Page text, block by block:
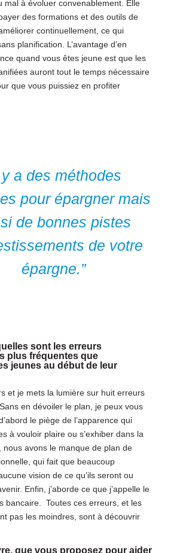
mal à évoluer convenablement. Elle
des formations et des outils de
continuellement, ce qui
planification. L’avantage d’en
quand vous êtes jeune est que les
auront tout le temps nécessaire
que vous puissiez en profiter
y a des méthodes
pour épargner mais
de bonnes pistes
de votre
épargne.”
sont les erreurs
plus fréquentes que
jeunes au début de leur
et je mets la lumière sur huit erreurs
en dévoiler le plan, je peux vous
le piège de l’apparence qui
à vouloir plaire ou s’exhiber dans la
nous avons le manque de plan de
qui fait que beaucoup
vision de ce qu’ils seront ou
Enfin, j’aborde ce que j’appelle le
bancaire. Toutes ces erreurs, et les
pas les moindres, sont à découvrir
que vous proposez pour aider